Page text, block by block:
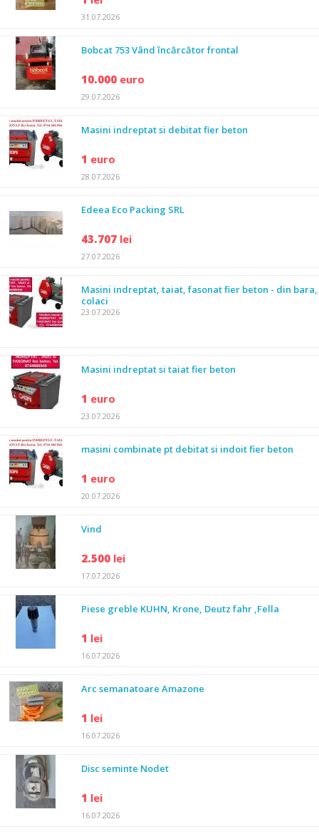
31.07.2026
Bobcat 753 Vând încărcător frontal
10.000 euro
29.07.2026
Masini indreptat si debitat fier beton
1 euro
28.07.2026
Edeea Eco Packing SRL
43.707 lei
27.07.2026
Masini indreptat, taiat, fasonat fier beton - din bara,
colaci
23.07.2026
Masini indreptat si taiat fier beton
1 euro
23.07.2026
masini combinate pt debitat si indoit fier beton
1 euro
20.07.2026
Vind
2.500 lei
17.07.2026
Piese greble KUHN, Krone, Deutz fahr ,Fella
1 lei
16.07.2026
Arc semanatoare Amazone
1 lei
16.07.2026
Disc seminte Nodet
1 lei
16.07.2026